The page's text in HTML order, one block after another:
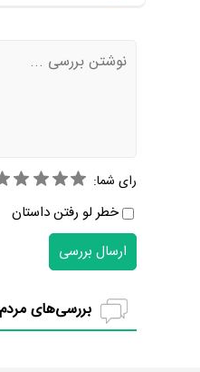
رای شما:
خطر لو رفتن داستان
ارسال بررسی
بررسی‌های مردم